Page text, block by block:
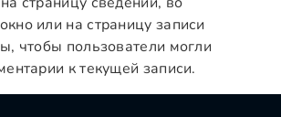
или на страницу записи
чтобы пользователи могли
к текущей записи.